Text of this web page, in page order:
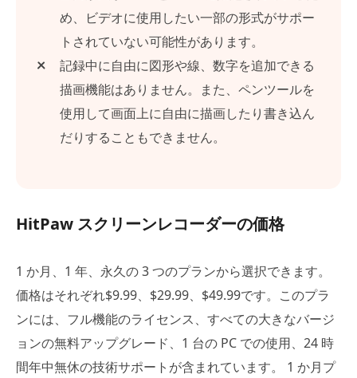
め、ビデオに使用したい一部の形式がサポー
トされていない可能性があります。
記録中に自由に図形や線、数字を追加できる
描画機能はありません。また、ペンツールを
使用して画面上に自由に描画したり書き込ん
だりすることもできません。
HitPaw スクリーンレコーダーの価格
1 か月、1 年、永久の 3 つのプランから選択できます。
価格はそれぞれ$9.99、$29.99、$49.99です。このプラ
ンには、フル機能のライセンス、すべての大きなバージ
ョンの無料アップグレード、1 台の PC での使用、24 時
間年中無休の技術サポートが含まれています。 1 か月プ